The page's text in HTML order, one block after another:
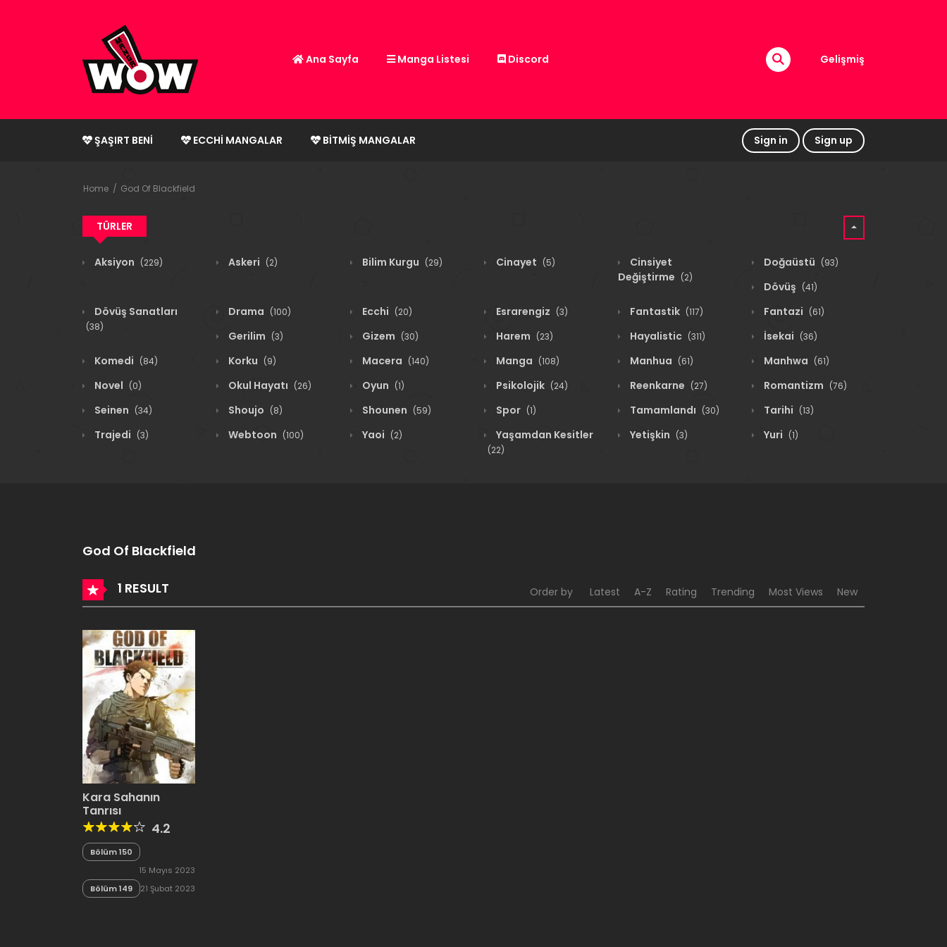
Ana Sayfa Manga Listesi Discord Gelişmiş
ŞAŞIRT BENI ECCHI MANGALAR BITMIŞ MANGALAR Sign in Sign up
Home God Of Blackfield
TÜRLER
Aksiyon (229) Askeri (2) Bilim Kurgu (29) Cinayet (5)
Cinsiyet
Değiştirme (2)
Doğaüstü (93)
Dövüş (41)
Dövüş Sanatları
(38)
Drama (100) Ecchi (20) Esrarengiz (3) Fantastik (117) Fantazi (61)
Gerilim (3) Gizem (30) Harem (23) Hayalistic (311) İsekai (36)
Komedi (84) Korku (9) Macera (140) Manga (108) Manhua (61) Manhwa (61)
Novel (0) Okul Hayatı (26) Oyun (1) Psikolojik (24) Reenkarne (27) Romantizm (76)
Seinen (34) Shoujo (8) Shounen (59) Spor (1) Tamamlandı (30) Tarihi (13)
Trajedi (3) Webtoon (100) Yaoi (2) Yaşamdan Kesitler
(22)
Yetişkin (3) Yuri (1)
God Of Blackfield
1 RESULT Order by Latest A-Z Rating Trending Most Views New
Kara Sahanın
Tanrısı
4.2
Bölüm 150
15 Mayıs 2023
Bölüm 149
21 Şubat 2023